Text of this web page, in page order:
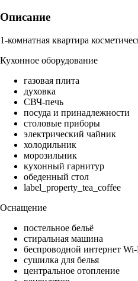
Описание
1-комнатная квартира
Кухонное оборудование
газовая плита
духовка
СВЧ-печь
посуда и принадлежности
столовые приборы
электрический чайник
холодильник
морозильник
кухонный гарнитур
обеденный стол
label_property_tea_coffee
Оснащение
постельное бельё
стиральная машина
беспроводной интернет
сушилка для белья
центральное отопление